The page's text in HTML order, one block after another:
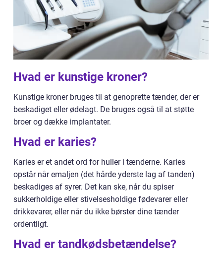
Hvad er kunstige kroner?
Kunstige kroner bruges til at genoprette tænder, der er
beskadiget eller ødelagt. De bruges også til at støtte
broer og dække implantater.
Hvad er karies?
Karies er et andet ord for huller i tænderne. Karies
opstår når emaljen (det hårde yderste lag af tanden)
beskadiges af syrer. Det kan ske, når du spiser
sukkerholdige eller stivelsesholdige fødevarer eller
drikkevarer, eller når du ikke børster dine tænder
ordentligt.
Hvad er tandkødsbetændelse?